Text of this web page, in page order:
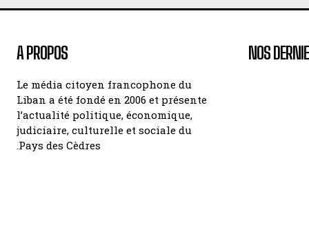
A PROPOS
Le média citoyen francophone du
Liban a été fondé en 2006 et présente
l’actualité politique, économique,
judiciaire, culturelle et sociale du
Pays des Cèdres.
NOS